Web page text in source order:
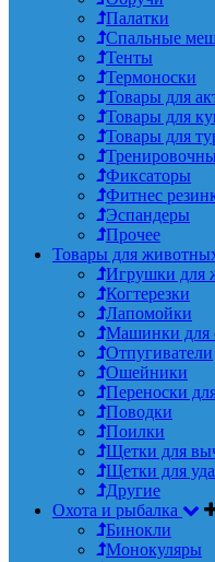
Палатки
Спальные
Тенты
Термоноски
Товары для
Товары для
Товары для
Фиксаторы
Фитнес
Эспандеры
Прочее
Товары для
Игрушки для
Когтерезки
Лапомойки
Машинки для
Отпугиватели
Ошейники
Переноски
Поводки
Поилки
Щетки для
Щетки для
Другие
Охота и рыбалка
Бинокли
Монокуляры